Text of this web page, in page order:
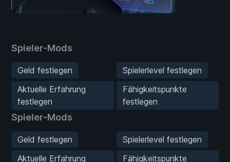
Spieler-Mods
Geld festlegen
Spielerlevel festlegen
Aktuelle Erfahrung
festlegen
Fähigkeitspunkte
festlegen
Spieler-Mods
Geld festlegen
Spielerlevel festlegen
Aktuelle Erfahrung
Fähigkeitspunkte